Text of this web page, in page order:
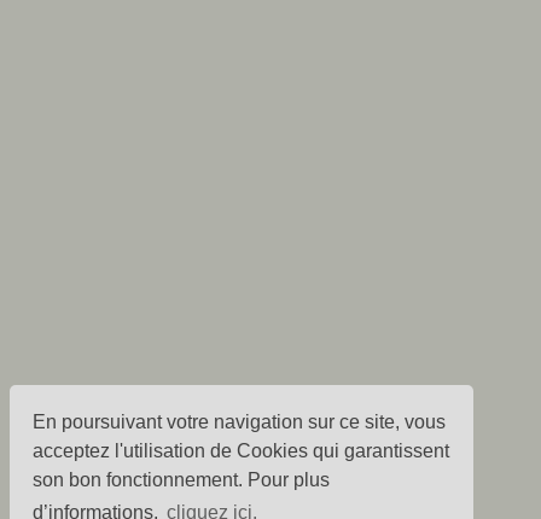
En poursuivant votre navigation sur ce site, vous
acceptez l'utilisation de Cookies qui garantissent
son bon fonctionnement. Pour plus
d’informations, cliquez ici.